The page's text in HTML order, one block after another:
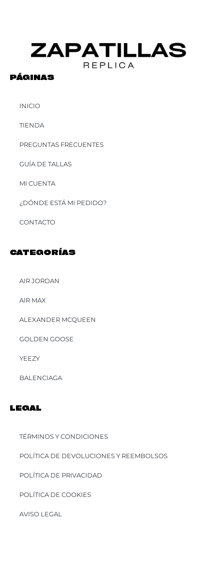
PÁGINAS
INICIO
TIENDA
PREGUNTAS FRECUENTES
GUÍA DE TALLAS
MI CUENTA
¿DÓNDE ESTÁ MI PEDIDO?
CONTACTO
CATEGORÍAS
AIR JORDAN
AIR MAX
ALEXANDER MCQUEEN
GOLDEN GOOSE
YEEZY
BALENCIAGA
LEGAL
TÉRMINOS Y CONDICIONES
POLÍTICA DE DEVOLUCIONES Y REEMBOLSOS
POLÍTICA DE PRIVACIDAD
POLÍTICA DE COOKIES
AVISO LEGAL